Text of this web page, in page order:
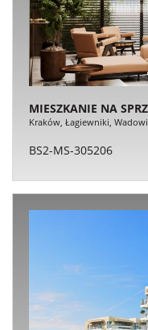
MIESZKANIE NA
Kraków, Łagiewniki,
BS2-MS-305206